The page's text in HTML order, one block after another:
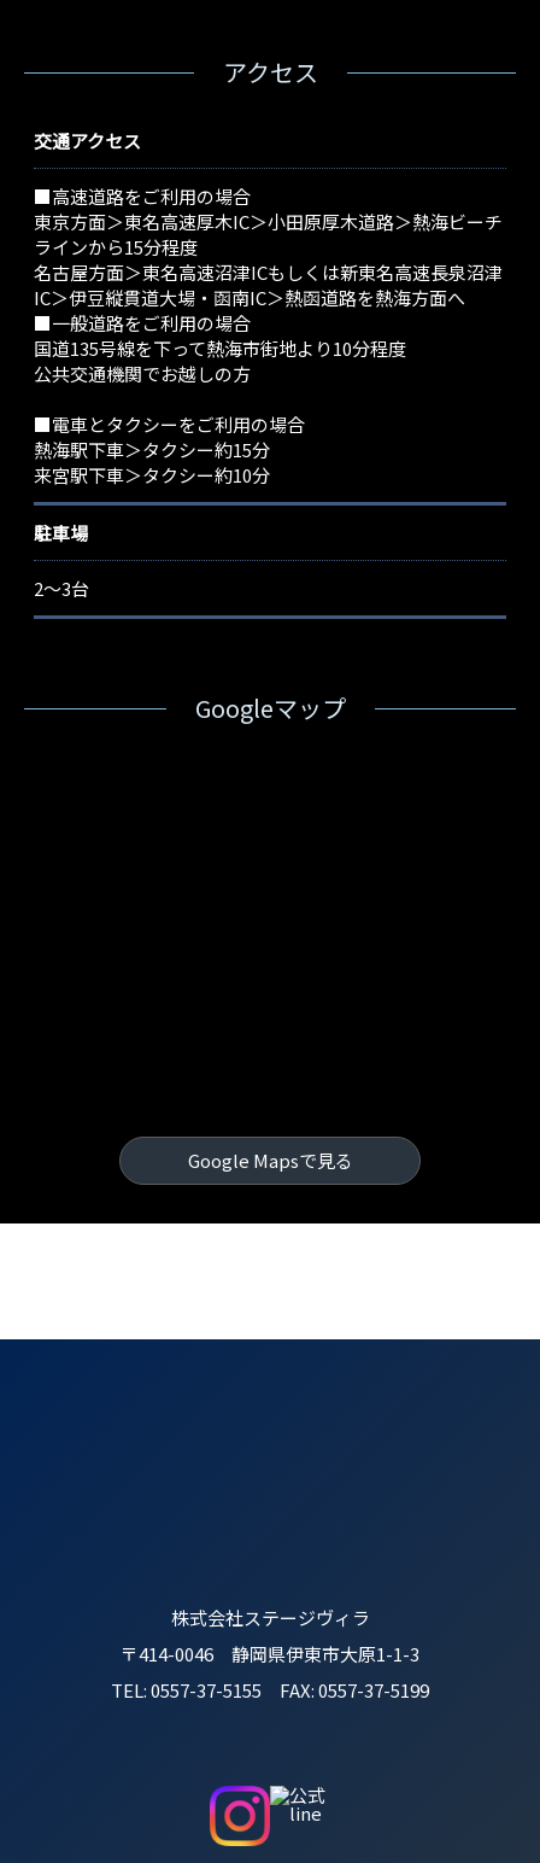
アクセス
交通アクセス
■高速道路をご利用の場合
東京方面＞東名高速厚木IC＞小田原厚木道路＞熱海ビーチ
ラインから15分程度
名古屋方面＞東名高速沼津ICもしくは新東名高速長泉沼津
IC＞伊豆縦貫道大場・函南IC＞熱函道路を熱海方面へ
■一般道路をご利用の場合
国道135号線を下って熱海市街地より10分程度
公共交通機関でお越しの方
■電車とタクシーをご利用の場合
熱海駅下車＞タクシー約15分
来宮駅下車＞タクシー約10分
駐車場
2～3台
Googleマップ
Google Mapsで見る
株式会社ステージヴィラ
〒414-0046 静岡県伊東市大原1-1-3
TEL: 0557-37-5155 FAX: 0557-37-5199